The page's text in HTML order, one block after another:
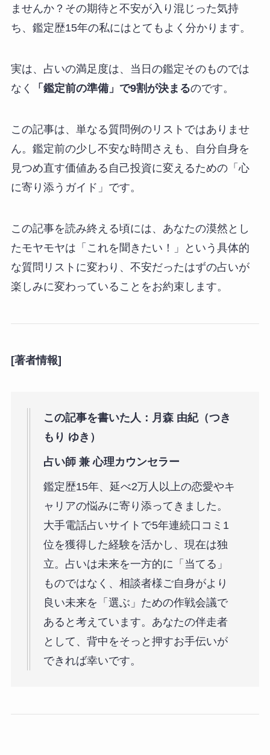
ませんか？その期待と不安が入り混じった気持
ち、鑑定歴15年の私にはとてもよく分かります。
実は、占いの満足度は、当日の鑑定そのものでは
なく
「鑑定前の準備」で9割が決まるのです。
この記事は、単なる質問例のリストではありませ
ん。鑑定前の少し不安な時間さえも、自分自身を
見つめ直す価値ある自己投資に変えるための「心
に寄り添うガイド」です。
この記事を読み終える頃には、あなたの漠然とし
たモヤモヤは「これを聞きたい！」という具体的
な質問リストに変わり、不安だったはずの占いが
楽しみに変わっていることをお約束します。
[著者情報]
この記事を書いた人：月森 由紀（つき
もり ゆき）
占い師 兼 心理カウンセラー
鑑定歴15年、延べ2万人以上の恋愛やキ
ャリアの悩みに寄り添ってきました。
大手電話占いサイトで5年連続口コミ1
位を獲得した経験を活かし、現在は独
立。占いは未来を一方的に「当てる」
ものではなく、相談者様ご自身がより
良い未来を「選ぶ」ための作戦会議で
あると考えています。あなたの伴走者
として、背中をそっと押すお手伝いが
できれば幸いです。